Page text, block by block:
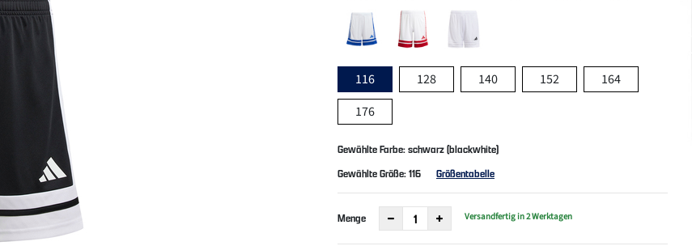
116 128 140 152
164
176
Gewählte Farbe: schwarz (blackwhite)
Gewählte Größe:116 Größentabelle
Menge Versandfertig in 2 Werktagen